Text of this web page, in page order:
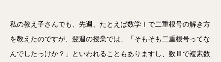
私の教え子さんでも、先週、たとえば数学Ⅰで二重根号の解き方
を教えたのですが、翌週の授業では、「そもそも二重根号ってな
んでしたっけか？」といわれることもありますし、数Ⅲで複素数